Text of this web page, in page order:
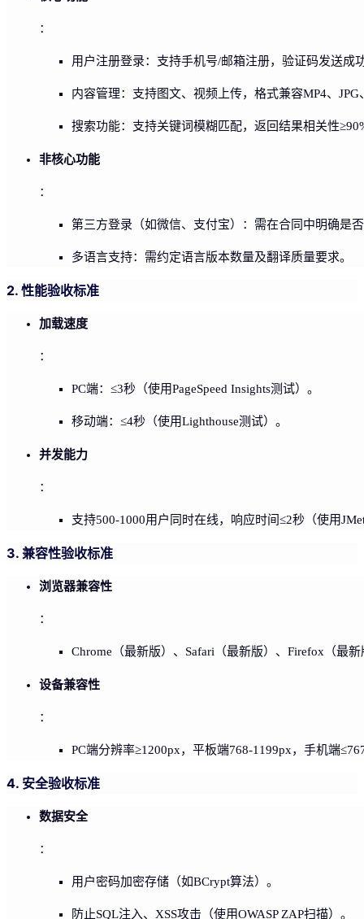
：
用户注册登录：支持手机号/邮箱注册，验证码发送成
内容管理：支持图文、视频上传，格式兼容MP4、JPG
搜索功能：支持关键词模糊匹配，返回结果相关性
非核心功能
：
第三方登录（如微信、支付宝）：需在合同中明确是
多语言支持：需约定语言版本数量及翻译质量要求。
2. 性能验收标准
加载速度
：
PC端：≤3秒（使用PageSpeed Insights测试）。
移动端：≤4秒（使用Lighthouse测试）。
并发能力
：
支持500-1000用户同时在线，响应时间≤2秒（使用
3. 兼容性验收标准
浏览器兼容性
：
Chrome（最新版）、Safari（最新版）、Firefox（最
设备兼容性
：
PC端分辨率≥1200px，平板端768-1199px，手机端
4. 安全验收标准
数据安全
：
用户密码加密存储（如BCrypt算法）。
防止SQL注入、XSS攻击（使用OWASP ZAP扫描）。